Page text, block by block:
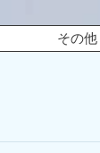
その他